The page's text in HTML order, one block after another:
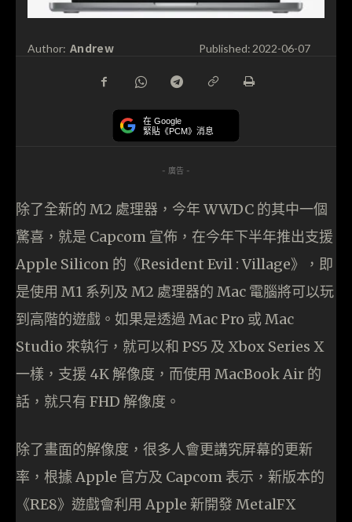
Author: Andrew Published: 2022-06-07
在 Google
緊貼《PCM》消息
- 廣告 -
除了全新的 M2 處理器，今年 WWDC 的其中一個
驚喜，就是 Capcom 宣佈，在今年下半年推出支援
Apple Silicon 的《Resident Evil : Village》，即
是使用 M1 系列及 M2 處理器的 Mac 電腦將可以玩
到高階的遊戲。如果是透過 Mac Pro 或 Mac
Studio 來執行，就可以和 PS5 及 Xbox Series X
一樣，支援 4K 解像度，而使用 MacBook Air 的
話，就只有 FHD 解像度。
除了畫面的解像度，很多人會更講究屏幕的更新
率，根據 Apple 官方及 Capcom 表示，新版本的
《RE8》遊戲會利用 Apple 新開發 MetalFX